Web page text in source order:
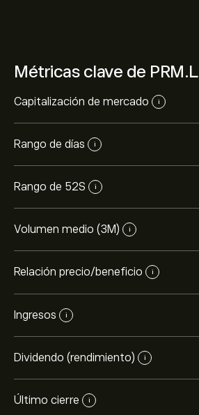
Métricas clave de PRM.L
Capitalización de mercado i
Rango de días i
Rango de 52S i
Volumen medio (3M) i
Relación precio/beneficio i
Ingresos i
Dividendo (rendimiento) i
Último cierre i